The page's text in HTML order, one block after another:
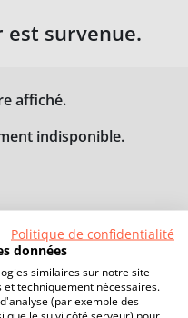
est survenue.
affiché.
indisponible.
Politique de confidentialité
données
similaires sur notre site
techniquement nécessaires.
(par exemple des